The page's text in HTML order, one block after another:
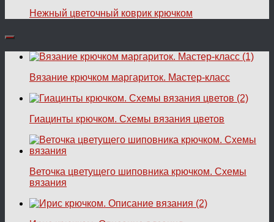
Нежный цветочный коврик крючком
Вязание крючком маргариток. Мастер-класс
Гиацинты крючком. Схемы вязания цветов
Веточка цветущего шиповника крючком. Схемы
вязания